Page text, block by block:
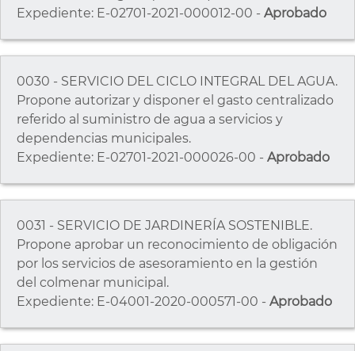
Expediente: E-02701-2021-000012-00 - Aprobado
0030 - SERVICIO DEL CICLO INTEGRAL DEL AGUA.
Propone autorizar y disponer el gasto centralizado
referido al suministro de agua a servicios y
dependencias municipales.
Expediente: E-02701-2021-000026-00 - Aprobado
0031 - SERVICIO DE JARDINERÍA SOSTENIBLE.
Propone aprobar un reconocimiento de obligación
por los servicios de asesoramiento en la gestión
del colmenar municipal.
Expediente: E-04001-2020-000571-00 - Aprobado